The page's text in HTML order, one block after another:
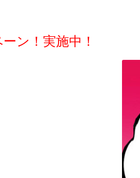
ン！実施中！